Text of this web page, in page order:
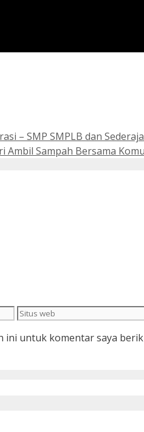
– SMP SMPLB dan
Sampah Bersama
Situs
ini untuk komentar saya